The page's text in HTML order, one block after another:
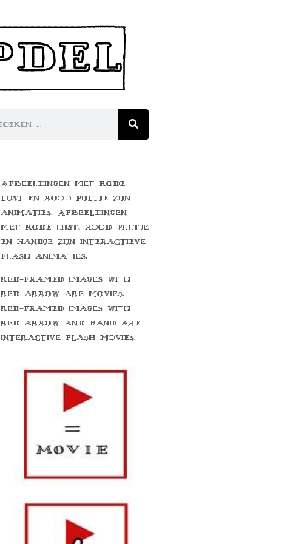
Afbeeldingen met rode
lijst en rood pijltje zijn
animaties. Afbeeldingen
met rode lijst, rood pijltje
en handje zijn interactieve
flash animaties.
Red-framed images with
red arrow are movies.
Red-framed images with
red arrow and hand are
interactive flash movies.